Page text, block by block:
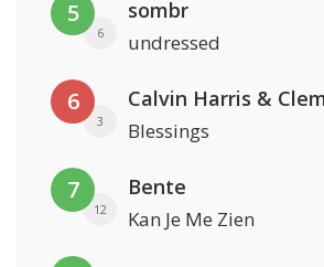
5
6
sombr
undressed
6
3 Blessings
7
12
Bente
Kan Je Me Zien